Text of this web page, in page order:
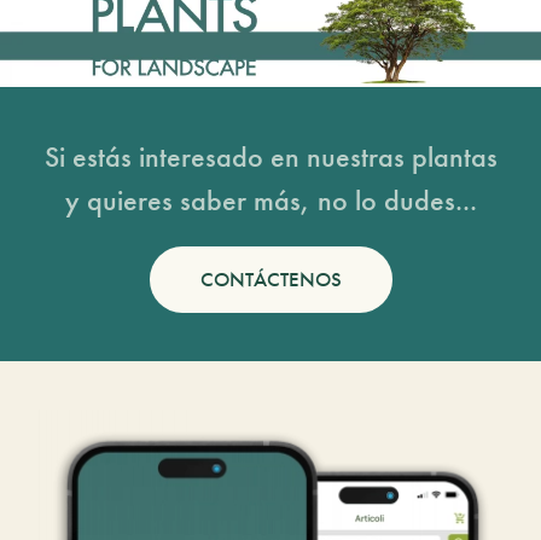
Si estás interesado en nuestras plantas
y quieres saber más, no lo dudes...
CONTÁCTENOS